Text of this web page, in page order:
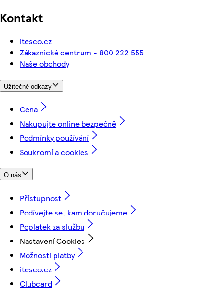
Kontakt
itesco.cz
Zákaznické centrum - 800 222 555
Naše obchody
Užitečné odkazy
Cena
Nakupujte online bezpečně
Podmínky používání
Soukromí a cookies
O nás
Přístupnost
Podívejte se, kam doručujeme
Poplatek za službu
Nastavení Cookies
Možnosti platby
itesco.cz
Clubcard